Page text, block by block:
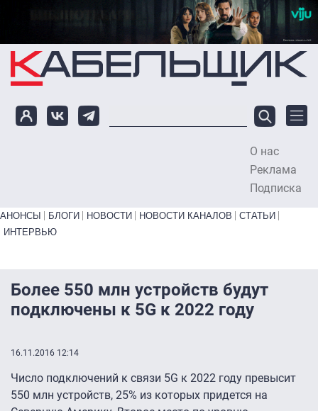
Перейти к основному содержанию
О нас
Реклама
Подписка
Primary links bottom
АНОНСЫ БЛОГИ НОВОСТИ НОВОСТИ КАНАЛОВ
СТАТЬИ
ИНТЕРВЬЮ
Более 550 млн устройств будут
подключены к 5G к 2022 году
16.11.2016 12:14
Число подключений к связи 5G к 2022 году превысит
550 млн устройств, 25% из которых придется на